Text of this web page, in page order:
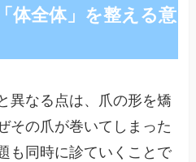
体全体」を整える意
異なる点は、爪の形を矯
その爪が巻いてしまった
も同時に診ていくことで